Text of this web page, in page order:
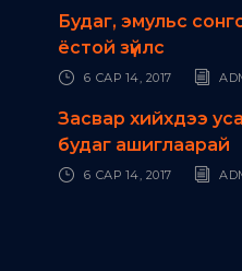
Будаг, эмульс
ёстой зүйлс
6 САР 14, 2017
Засвар хийхдээ
будаг ашиглаарай
6 САР 14, 2017